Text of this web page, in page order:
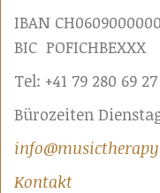
IBAN
BIC POFICHBEXXX
Tel: +41 79 280 69 27
Bürozeiten
Kontakt